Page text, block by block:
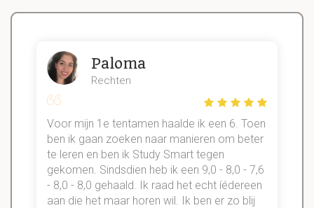
Paloma
Rechten
Voor mijn 1e tentamen haalde ik een 6. Toen
ben ik gaan zoeken naar manieren om beter
te leren en ben ik Study Smart tegen
gekomen. Sindsdien heb ik een 9,0 - 8,0 - 7,6
- 8,0 - 8,0 gehaald. Ik raad het echt íédereen
aan die het maar horen wil. Ik ben er zo blij